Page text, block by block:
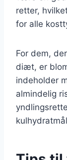
retter,
for alle
For dem,
diæt, er
indeholder
almindelig